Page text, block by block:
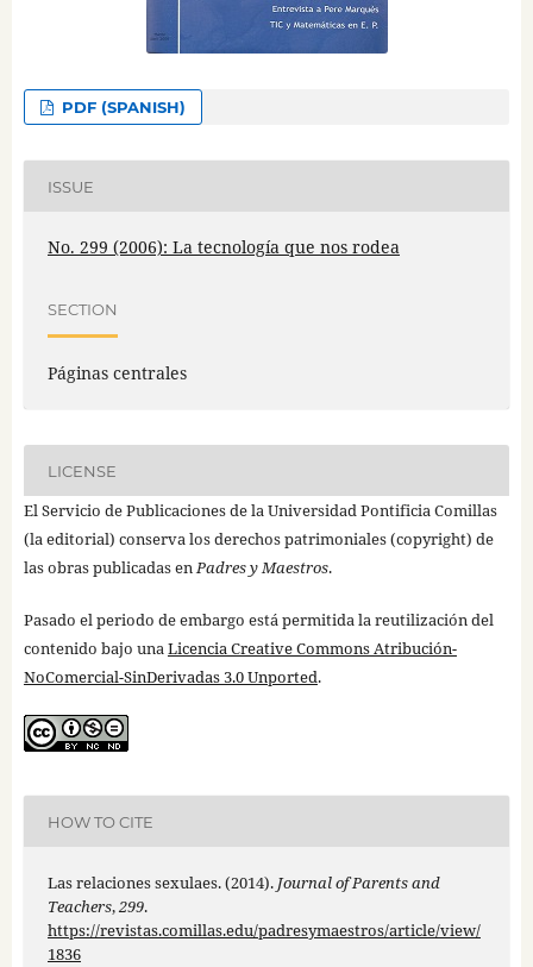
PDF (SPANISH)
ISSUE
No. 299 (2006): La tecnología que nos rodea
SECTION
Páginas centrales
LICENSE
El Servicio de Publicaciones de la Universidad Pontificia Comillas
(la editorial) conserva los derechos patrimoniales (copyright) de
las obras publicadas enPadres y Maestros.
Pasado el periodo de embargo está permitida la reutilización del
contenido bajo unaLicencia Creative Commons Atribución-
NoComercial-SinDerivadas 3.0 Unported.
HOW TO CITE
Las relaciones sexulaes. (2014). Journal of Parents and
Teachers,299.
https://revistas.comillas.edu/padresymaestros/article/view/
1836